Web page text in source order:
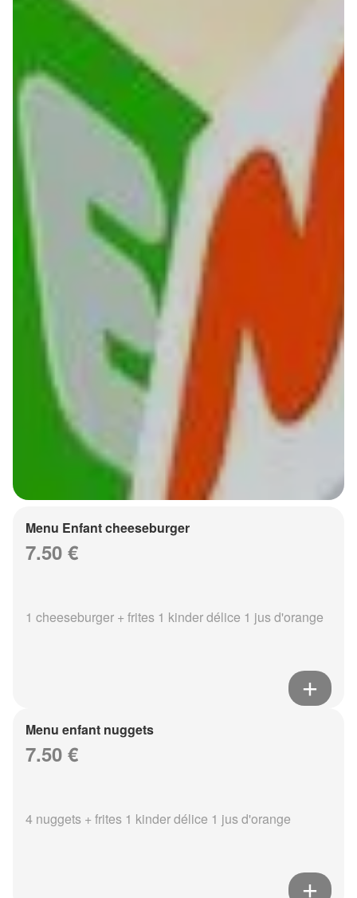
Menu Enfant cheeseburger
7.50 €
1 cheeseburger + frites 1 kinder délice 1 jus d'orange
Menu enfant nuggets
7.50 €
4 nuggets + frites 1 kinder délice 1 jus d'orange